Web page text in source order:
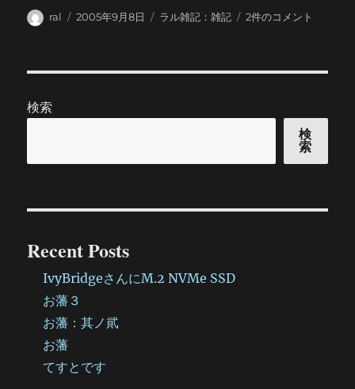
投
ral
投
2005年9月8日
カ
ラル雑記：雑記
奥
く
て・・・
2件のコメント
検索
検
索
Recent Posts
IvyBridgeさんにM.2 NVMe SSD
お藩３
お藩：其ノ貮
お藩
てすとです